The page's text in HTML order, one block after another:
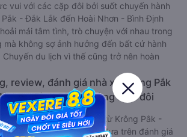
vui với các cặp đôi bởi suốt chuyến hành
- Đắk Lắk đến Hoài Nhơn - Bình Định
mái tâm tình, trò chuyện với nhau trong
mà không sợ ảnh hưởng đến bất cứ hành
du lịch vì thế cũng trở nên hoàn
review, đánh giá nhà xe Krông Pắk
- Bình Định giường nằm đôi
đi Hoài Nhơn - Bình Định từ Krông Pắk -
phân loại chất lượng dựa trên đánh giá